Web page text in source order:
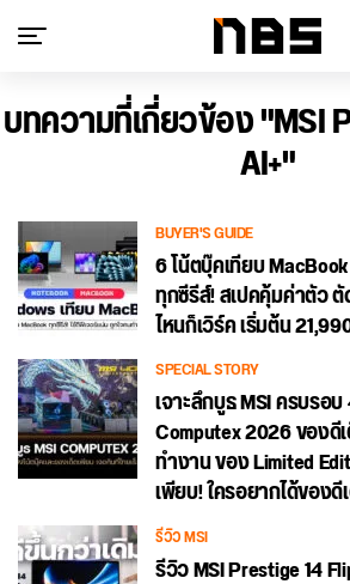
บทความที่เกี่ยวข้อง "MSI
AI+"
BUYER'S GUIDE
6 โน้ตบุ๊คเทียบ
ทุกซีรีส์! สเปคคุ้มค่าตัว
ไหนก็เวิร์ค เริ่มต้น
SPECIAL STORY
เจาะลึกบูธ MSI ครบรอ
Computex 2026 ของดี
ทำงาน ของ Limited
เพียบ! ใครอยากได้ของดี
รีวิว MSI
รีวิว MSI Prestige 14